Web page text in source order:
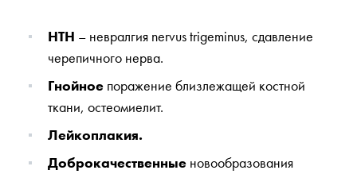
НТН – невралгия nervus trigeminus, сдавление
черепичного нерва.
Гнойное поражение близлежащей костной
ткани, остеомиелит.
Лейкоплакия.
Доброкачественные новообразования